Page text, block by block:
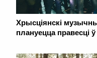
Хрысціянскі
плануецца правесці ў